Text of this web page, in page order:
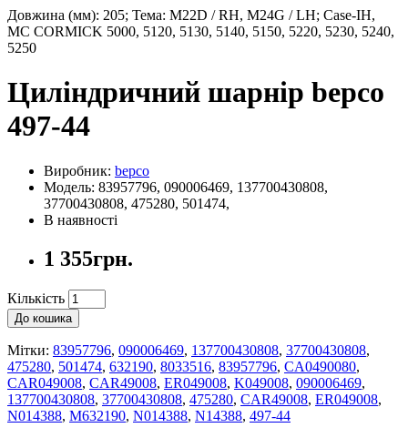
Довжина (мм): 205; Тема: M22D / RH, M24G / LH; Case-IH,
MC CORMICK 5000, 5120, 5130, 5140, 5150, 5220, 5230, 5240,
5250
Циліндричний шарнір bepco
497-44
Виробник: bepco
Модель: 83957796, 090006469, 137700430808,
37700430808, 475280, 501474,
В наявності
1 355грн.
Кількість
До кошика
Мітки: 83957796, 090006469, 137700430808, 37700430808,
475280, 501474, 632190, 8033516, 83957796, CA0490080,
CAR049008, CAR49008, ER049008, K049008, 090006469,
137700430808, 37700430808, 475280, CAR49008, ER049008,
N014388, M632190, N014388, N14388, 497-44